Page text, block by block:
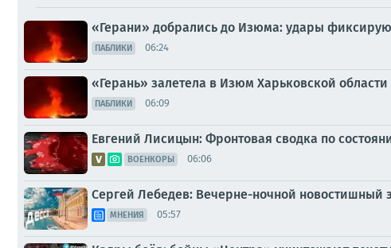
«Герани» добрались до Изюма: удары
ПАБЛИКИ 06:24
«Герань» залетела в Изюм Харьковской области
ПАБЛИКИ 06:09
Евгений Лисицын: Фронтовая сводка по
ВОЕНКОРЫ 06:06
Сергей Лебедев: Вечерне-ночной новостишный
МНЕНИЯ 05:57